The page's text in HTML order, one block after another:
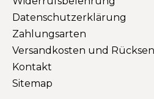
Datenschutzerklärung
Zahlungsarten
Versandkosten und
Kontakt
Sitemap